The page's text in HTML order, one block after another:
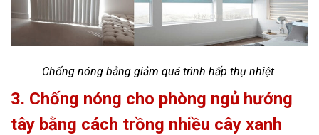
Chống nóng bằng giảm quá trình hấp thụ nhiệt
3. Chống nóng cho phòng ngủ hướng
tây bằng cách trồng nhiều cây xanh